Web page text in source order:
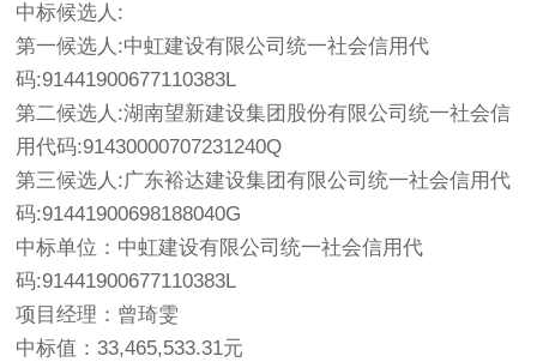
中标候选人:
第一候选人:中虹建设有限公司统一社会信用代
码:91441900677110383L
第二候选人:湖南望新建设集团股份有限公司统一社会信
用代码:91430000707231240Q
第三候选人:广东裕达建设集团有限公司统一社会信用代
码:91441900698188040G
中标单位：中虹建设有限公司统一社会信用代
码:91441900677110383L
项目经理：曾琦雯
中标值：33,465,533.31元